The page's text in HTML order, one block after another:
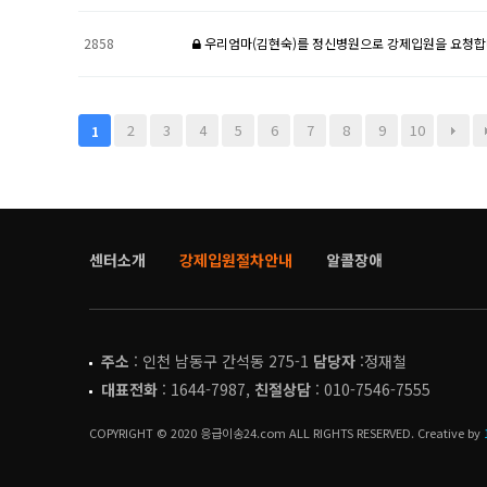
2858 우리엄마(김현숙)를 정신병원으로 강제입원을 요청
1
2 3 4 5 6 7 8 9 10
센터소개 강제입원절차안내 알콜장애
주소 : 인천 남동구 간석동 275-1 담당자 :정재철
대표전화 : 1644-7987, 친절상담 : 010-7546-7555
COPYRIGHT © 2020 응급이송24.com ALL RIGHTS RESERVED. Creative by